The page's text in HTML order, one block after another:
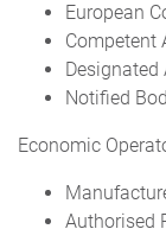
European
Competent
Designated
Notified
Economic
Authorised